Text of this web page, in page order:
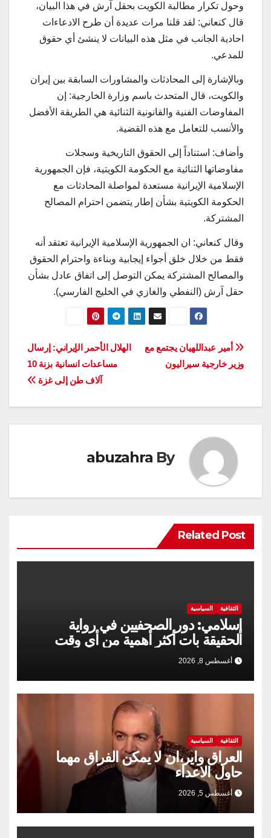
وحول تكرار مطالبة الكويت بحقل آرش في هذا البيان،
قال كنعاني: لقد قلنا مرات عديدة أن طرح الادعاءات
احادية الجانب في مثل هذه البيانات لا ينشئ أي حقوق
للمدعي.
وبالإشارة إلى المحادثات والمشاورات السابقة بين إيران
والكويت، قال المتحدث باسم وزارة الخارجية: إن
المفاوضات الفنية والقانونية الثنائية هي الطريقة الأفضل
والأنسب للتعامل مع هذه القضية.
وأضاف: استناداً إلى الحقوق التاريخية وسجلات
مفاوضاتها الثنائية مع الحكومة الكويتية، فإن الجمهورية
الإسلامية الإيرانية مستعدة لمواصلة المحادثات مع
الحكومة الكويتية بشأن إطار يتضمن احترام المصالح
المشتركة.
وقال كنعاني: ان الجمهورية الإسلامية الإيرانية تعتقد أنه
فقط من خلال خلق أجواء إيجابية وبناءة واحترام الحقوق
والمصالح المشتركة يمكن التوصل إلى اتفاق عادل بشأن
حقل آرش (النفطي والغازي في الخليج الفارسي).
تصفّح
المقالات
الهلال الأحمر الإيراني: إرسال
مساعدات انسانية بزنة 10
آلاف طن إلى غزة
أمير عبداللهيان يجتمع مع
وزير خارجية سيراليون
By
abuzahra
Related Post
الثقافية السياسية
إسلامي: دور الصحفيين في رواية
الحقيقة بات أكثر أهمية من أي وقت
مضى
أغسطس 8, 2026
الثقافية السياسية
العراق واير،ان لا يمكن الفراق مهما
حاول الاعداء
أغسطس 5, 2026